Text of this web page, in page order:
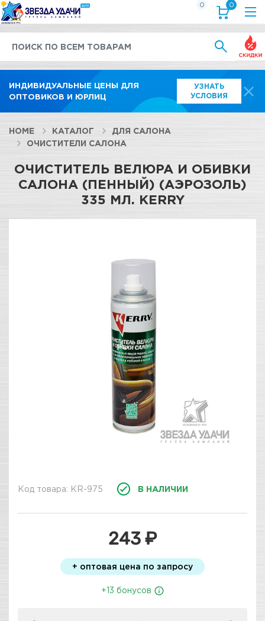
ИНДИВИДУАЛЬНЫЕ ЦЕНЫ ДЛЯ
ОПТОВИКОВ И ЮРЛИЦ
УЗНАТЬ
УСЛОВИЯ
0 0
HOME КАТАЛОГ
ДЛЯ САЛОНА
ОЧИСТИТЕЛИ САЛОНА
ОЧИСТИТЕЛЬ ВЕЛЮРА И ОБИВКИ
САЛОНА (ПЕННЫЙ) (АЭРОЗОЛЬ)
335 МЛ. KERRY
Код товара: KR-975 В НАЛИЧИИ
243 ₽
+ оптовая цена по запросу
+13 бонусов